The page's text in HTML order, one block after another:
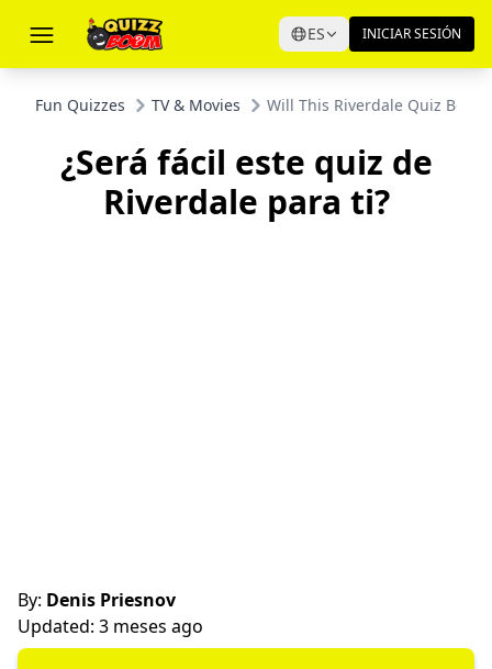
ES INICIAR SESIÓN
Fun Quizzes TV & Movies Will This Riverdale Quiz Be
¿Será fácil este quiz de
Riverdale para ti?
By: Denis Priesnov
Updated: 3 meses ago